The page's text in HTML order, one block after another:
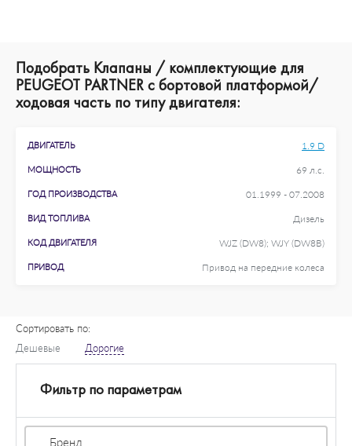
Подобрать Клапаны / комплектующие для
PEUGEOT PARTNER c бортовой платформой/
ходовая часть по типу двигателя:
ДВИГАТЕЛЬ 1.9 D
МОЩНОСТЬ 69 л.с.
ГОД ПРОИЗВОДСТВА 01.1999 - 07.2008
ВИД ТОПЛИВА Дизель
КОД ДВИГАТЕЛЯ WJZ (DW8); WJY (DW8B)
ПРИВОД Привод на передние колеса
Сортировать по:
Дешевые
Дорогие
Фильтр по параметрам
Бренд